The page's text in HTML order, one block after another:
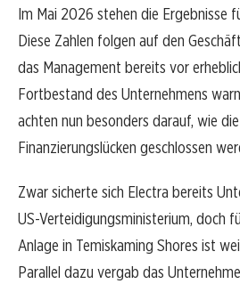
Im Mai 2026 stehen die Ergebnisse
Diese Zahlen folgen auf den
das Management bereits vor
Fortbestand des Unternehmens
achten nun besonders darauf, wie
Finanzierungslücken geschlossen
Zwar sicherte sich Electra bereits
US-Verteidigungsministerium, doch
Anlage in Temiskaming Shores ist
Parallel dazu vergab das